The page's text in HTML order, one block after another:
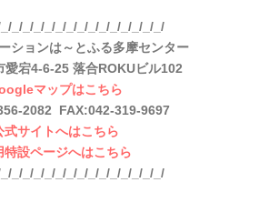
_/_/_/_/_/_/_/_/_/_/_/_/_/_/_/
ションは～とふる多摩センター
愛宕4-6-25 落合ROKUビル102
マップはこちら
2082 FAX:042-319-9697
式サイトへはこちら
特設ページへはこちら
_/_/_/_/_/_/_/_/_/_/_/_/_/_/_/